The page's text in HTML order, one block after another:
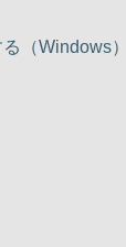
（Windows）